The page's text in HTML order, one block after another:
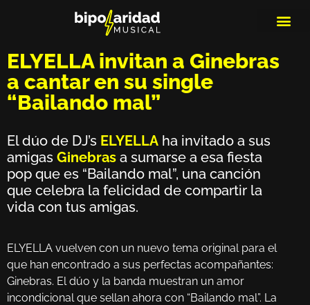
ELYELLA invitan a Ginebras
a cantar en su single
“Bailando mal”
El dúo de DJ’s ELYELLA ha invitado a sus
amigas Ginebras a sumarse a esa fiesta
pop que es “Bailando mal”, una canción
que celebra la felicidad de compartir la
vida con tus amigas.
ELYELLA vuelven con un nuevo tema original para el
que han encontrado a sus perfectas acompañantes:
Ginebras. El dúo y la banda muestran un amor
incondicional que sellan ahora con “Bailando mal”. La